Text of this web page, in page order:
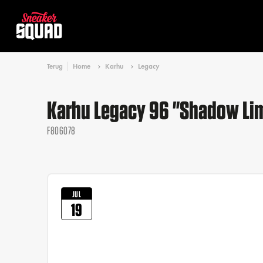
Terug Home Karhu Legacy
Karhu Legacy 96 "Shadow
F806078
JUL
19